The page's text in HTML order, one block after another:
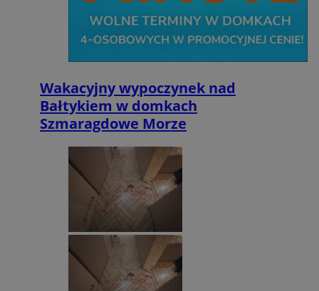
Wakacyjny wypoczynek nad
Bałtykiem w domkach
Szmaragdowe Morze